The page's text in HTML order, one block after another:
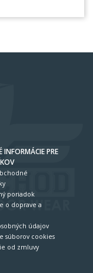
INFORMÁCIE PRE
poriadok
o doprave a
údajov
súborov cookies
od zmluvy